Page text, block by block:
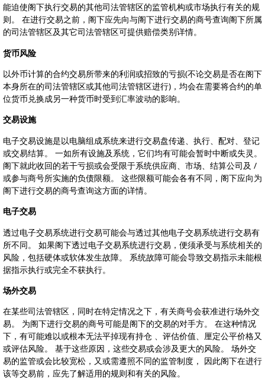
能迫使阁下执行交易的其他司法管辖区的监管机构或市场执行有关的规
则。 在进行交易之前，阁下应先向与阁下进行交易的商号查询阁下所属
的司法管辖区及其它司法管辖区可提供赔偿类别详情。
货币风险
以外币计算的合约交易所带来的利润或招致的亏损(不论交易是否在阁下
本身所在的司法管辖区或其他司法管辖区进行)，均会在需要将合约的单
位货币兑换成另一种货币时受到汇率波动的影响。
交易设施
电子交易设施是以电脑组成系统来进行交易盘传递、执行、配对、登记
或交易结算。 一如所有设施及系统，它们均有可能会暂时中断或失灵。
阁下就此收回的若干亏损或会受限于系统供应商、市场、结算公司及 /
或参与商号所实施的负债限额。 这些限额可能会各有不同，阁下应向为
阁下进行交易的商号查询这方面的详情。
电子交易
透过电子交易系统进行交易可能会与透过其他电子交易系统进行交易有
所不同。 如果阁下透过电子交易系统进行交易，便须承受与系统相关的
风险，包括硬体或软体发生故障。 系统故障可能会导致交易指示未能根
据指示执行或完全不获执行。
场外交易
在某些司法管辖区，同时在特定情况之下，有关商号会获准进行场外交
易。 为阁下进行交易的商号可能是阁下的交易的对手方。 在这种情况
下，有可能难以或根本无法平掉现有持仓 、评估价值、厘定公平价格又
或评估风险。 基于这些原因，这些交易或会涉及更大的风险。 场外交
易的监管或会比较宽松，又或需遵照不同的监管制度， 因此阁下在进行
该等交易前，应先了解适用的规则和有关的风险。